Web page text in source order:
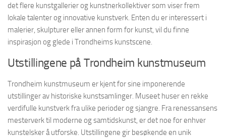
det flere kunstgallerier og kunstnerkollektiver som viser frem
lokale talenter og innovative kunstverk. Enten du er interessert i
malerier, skulpturer eller annen form for kunst, vil du finne
inspirasjon og glede i Trondheims kunstscene.
Utstillingene på Trondheim kunstmuseum
Trondheim kunstmuseum er kjent for sine imponerende
utstillinger av historiske kunstsamlinger. Museet huser en rekke
verdifulle kunstverk fra ulike perioder og sjangre. Fra renessansens
mesterverk til moderne og samtidskunst, er det noe for enhver
kunstelsker å utforske. Utstillingene gir besøkende en unik